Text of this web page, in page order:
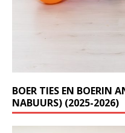
BOER TIES EN BOERIN
NABUURS) (2025-2026)